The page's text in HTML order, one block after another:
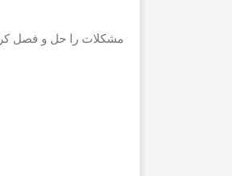
مشکلات را حل و فصل